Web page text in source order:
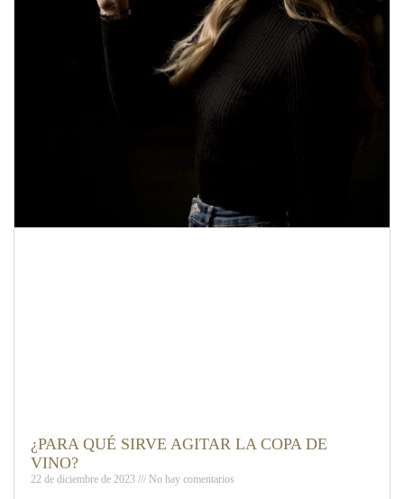
¿PARA QUÉ SIRVE AGITAR LA COPA DE
VINO?
22 de diciembre de 2023 No hay comentarios